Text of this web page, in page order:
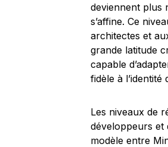
deviennent plus
s’affine. Ce
architectes et
grande latitude
capable
fidèle à
Les niveaux de
développeurs et
modèle entre